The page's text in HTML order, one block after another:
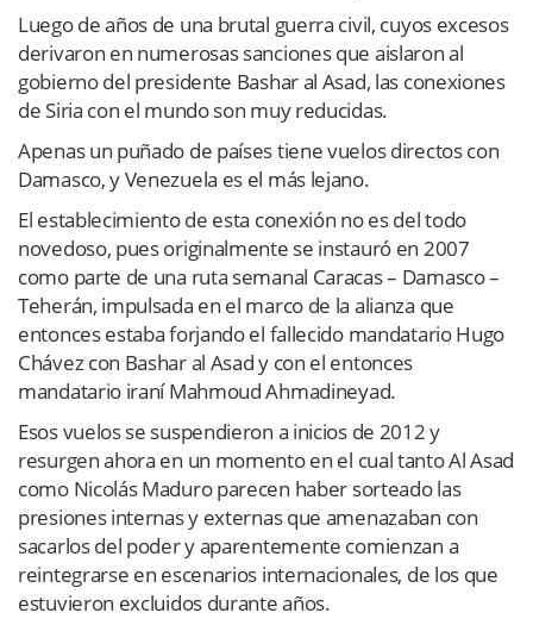
Luego de años de una brutal guerra civil, cuyos excesos
derivaron en numerosas sanciones que aislaron al
gobierno del presidente Bashar al Asad, las conexiones
de Siria con el mundo son muy reducidas.
Apenas un puñado de países tiene vuelos directos con
Damasco, y Venezuela es el más lejano.
El establecimiento de esta conexión no es del todo
novedoso, pues originalmente se instauró en 2007
como parte de una ruta semanal Caracas – Damasco –
Teherán, impulsada en el marco de la alianza que
entonces estaba forjando el fallecido mandatario Hugo
Chávez con Bashar al Asad y con el entonces
mandatario iraní Mahmoud Ahmadineyad.
Esos vuelos se suspendieron a inicios de 2012 y
resurgen ahora en un momento en el cual tanto Al Asad
como Nicolás Maduro parecen haber sorteado las
presiones internas y externas que amenazaban con
sacarlos del poder y aparentemente comienzan a
reintegrarse en escenarios internacionales, de los que
estuvieron excluidos durante años.